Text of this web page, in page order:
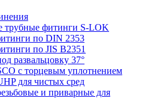
фитинги S-LOK
по DIN 2353
по JIS B2351
развальцовку 37°
с торцевым уплотнением
для чистых сред
и приварные для